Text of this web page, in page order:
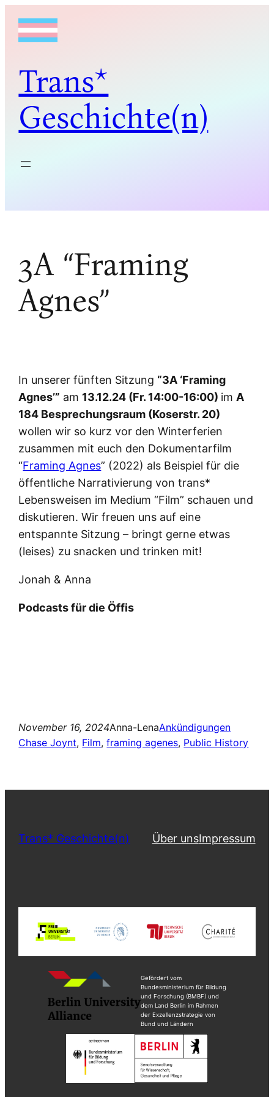
Inhalt
Trans*
Geschichte(n)
3A “Framing
Agnes”
In unserer fünften Sitzung “3A ‘Framing
Agnes’” am 13.12.24 (Fr. 14:00-16:00) im A
184 Besprechungsraum (Koserstr. 20)
wollen wir so kurz vor den Winterferien
zusammen mit euch den Dokumentarfilm
“Framing Agnes” (2022) als Beispiel für die
öffentliche Narrativierung von trans*
Lebensweisen im Medium “Film” schauen und
diskutieren. Wir freuen uns auf eine
entspannte Sitzung – bringt gerne etwas
(leises) zu snacken und trinken mit!
Jonah & Anna
Podcasts für die Öffis
November 16, 2024Anna-LenaAnkündigungen
Chase Joynt, Film, framing agenes, Public History
Trans* Geschichte(n) Über unsImpressum
Gefördert vom
Bundesministerium für Bildung
und Forschung (BMBF) und
dem Land Berlin im Rahmen
der Exzellenzstrategie von
Bund und Ländern